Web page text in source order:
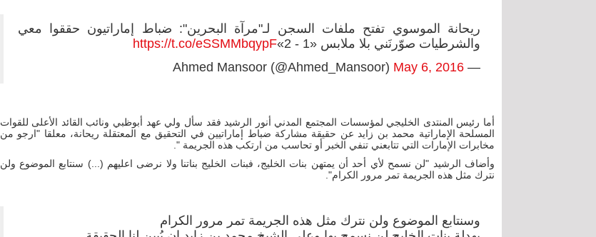
ريحانة الموسوي تفتح ملفات السجن لـ"مرآة البحرين": ضباط إماراتيون حققوا معي
والشرطيات صوّرنَني بلا ملابس «1 - 2»
https://t.co/eSSMMbqypF
— Ahmed Mansoor (@Ahmed_Mansoor)
May 6, 2016
أما رئيس المنتدى الخليجي لمؤسسات المجتمع المدني أنور الرشيد فقد سأل ولي عهد أبوظبي ونائب القائد الأعلى للقوات
المسلحة الإماراتية محمد بن زايد عن حقيقة مشاركة ضباط إماراتيين في التحقيق مع المعتقلة ريحانة، معلقا "ارجو من
مخابرات الإمارات التي تتابعني تنفي الخبر أو تحاسب من ارتكب هذه الجريمة ".
وأضاف الرشيد "لن نسمح لأي أحد أن يمتهن بنات الخليج، فبنات الخليج بناتنا ولا نرضى اعليهم (...) سنتابع الموضوع ولن
نترك مثل هذه الجريمة تمر مرور الكرام".
وسنتابع الموضوع ولن نترك مثل هذه الجريمة تمر مرور الكرام